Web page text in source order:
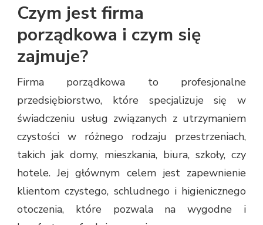
Czym jest firma
porządkowa i czym się
zajmuje?
Firma porządkowa to profesjonalne
przedsiębiorstwo, które specjalizuje się w
świadczeniu usług związanych z utrzymaniem
czystości w różnego rodzaju przestrzeniach,
takich jak domy, mieszkania, biura, szkoły, czy
hotele. Jej głównym celem jest zapewnienie
klientom czystego, schludnego i higienicznego
otoczenia, które pozwala na wygodne i